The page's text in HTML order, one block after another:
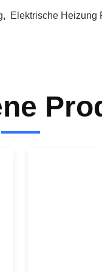
, Elektrische Heizung